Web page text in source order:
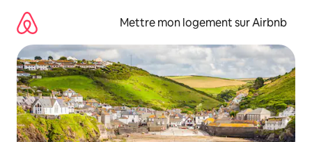
directement
contenu
Mettre mon logement sur Airbnb